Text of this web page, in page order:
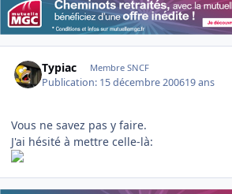
Typiac Membre SNCF
Publication: 15 décembre 200619 ans
Vous ne savez pas y faire.
J'ai hésité à mettre celle-là: